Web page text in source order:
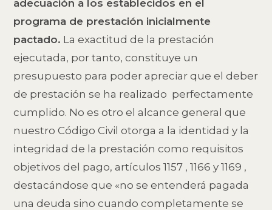
adecuación a los establecidos en el
programa de prestación inicialmente
pactado. La exactitud de la prestación
ejecutada, por tanto, constituye un
presupuesto para poder apreciar que el deber
de prestación se ha realizado perfectamente
cumplido. No es otro el alcance general que
nuestro Código Civil otorga a la identidad y la
integridad de la prestación como requisitos
objetivos del pago, artículos 1157 , 1166 y 1169 ,
destacándose que «no se entenderá pagada
una deuda sino cuando completamente se